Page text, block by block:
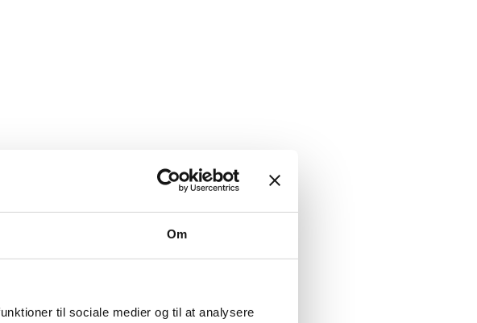
Om
til sociale medier og til at analysere